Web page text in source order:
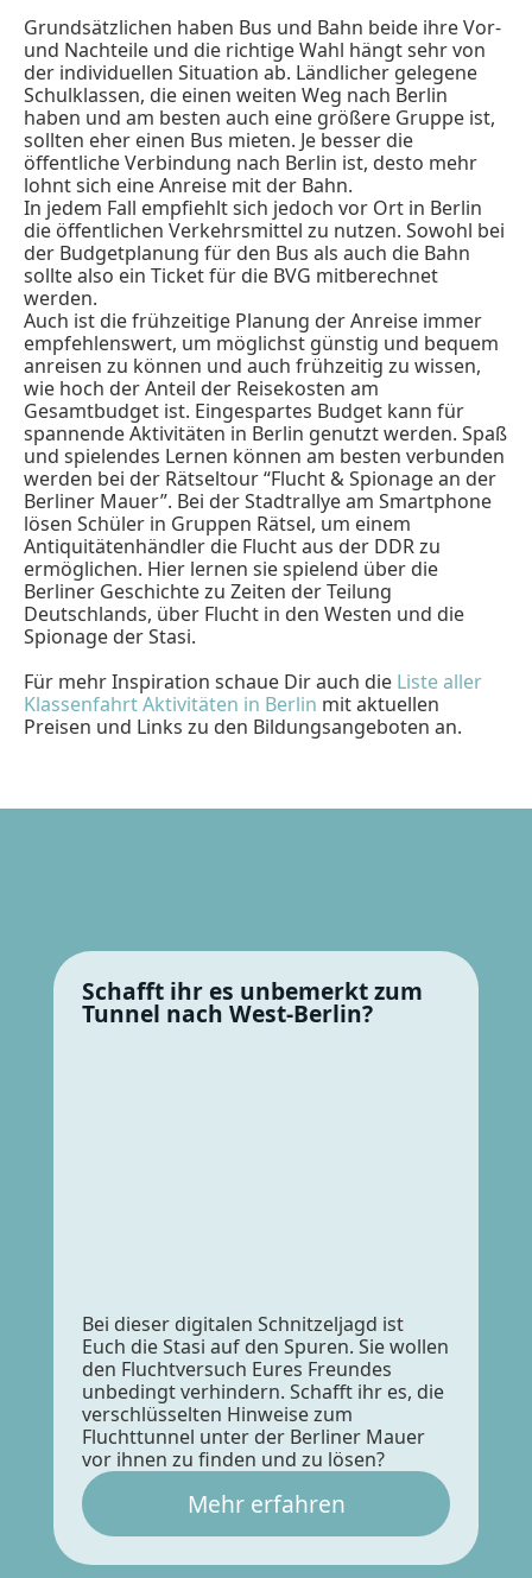
Grundsätzlichen haben Bus und Bahn beide ihre Vor-
und Nachteile und die richtige Wahl hängt sehr von
der individuellen Situation ab. Ländlicher gelegene
Schulklassen, die einen weiten Weg nach Berlin
haben und am besten auch eine größere Gruppe ist,
sollten eher einen Bus mieten. Je besser die
öffentliche Verbindung nach Berlin ist, desto mehr
lohnt sich eine Anreise mit der Bahn.
In jedem Fall empfiehlt sich jedoch vor Ort in Berlin
die öffentlichen Verkehrsmittel zu nutzen. Sowohl bei
der Budgetplanung für den Bus als auch die Bahn
sollte also ein Ticket für die BVG mitberechnet
werden.
Auch ist die frühzeitige Planung der Anreise immer
empfehlenswert, um möglichst günstig und bequem
anreisen zu können und auch frühzeitig zu wissen,
wie hoch der Anteil der Reisekosten am
Gesamtbudget ist. Eingespartes Budget kann für
spannende Aktivitäten in Berlin genutzt werden. Spaß
und spielendes Lernen können am besten verbunden
werden bei der Rätseltour “Flucht & Spionage an der
Berliner Mauer”. Bei der Stadtrallye am Smartphone
lösen Schüler in Gruppen Rätsel, um einem
Antiquitätenhändler die Flucht aus der DDR zu
ermöglichen. Hier lernen sie spielend über die
Berliner Geschichte zu Zeiten der Teilung
Deutschlands, über Flucht in den Westen und die
Spionage der Stasi.
Für mehr Inspiration schaue Dir auch die Liste aller
Klassenfahrt Aktivitäten in Berlin mit aktuellen
Preisen und Links zu den Bildungsangeboten an.
Schafft ihr es unbemerkt zum
Tunnel nach West-Berlin?
Bei dieser digitalen Schnitzeljagd ist
Euch die Stasi auf den Spuren. Sie wollen
den Fluchtversuch Eures Freundes
unbedingt verhindern. Schafft ihr es, die
verschlüsselten Hinweise zum
Fluchttunnel unter der Berliner Mauer
vor ihnen zu finden und zu lösen?
Mehr erfahren